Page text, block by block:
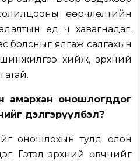
өөрчлөлтийн
үед ч хавагнадаг.
болсныг ялгаж салгахын
хийж, зүрхний
амархан оношлогддог
дэлгэрүүлбэл?
оношлохын тулд олон
Гэтэл зүрхний өвчнийг